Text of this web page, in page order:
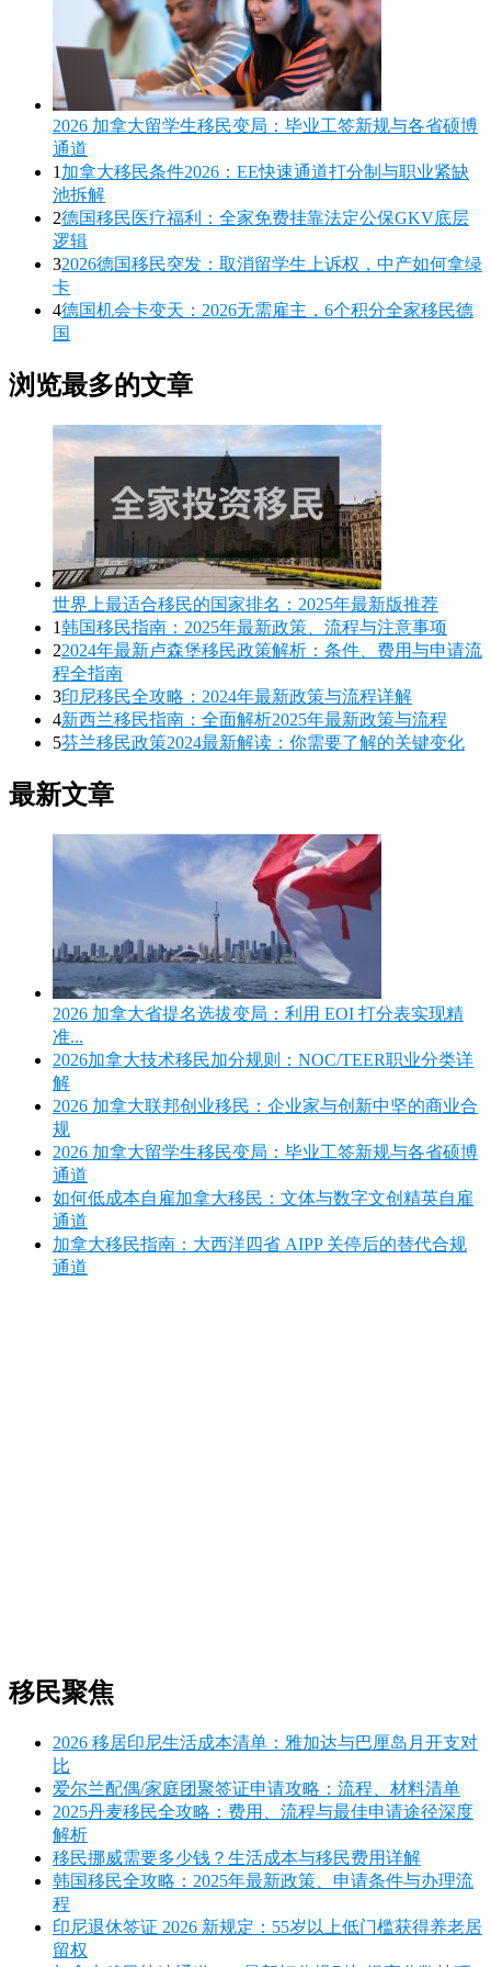
2026 加拿大留学生移民变局：毕业工签新规与各省硕博
通道
1 加拿大移民条件2026：EE快速通道打分制与职业紧缺
池拆解
2德国移民医疗福利：全家免费挂靠法定公保GKV底层
逻辑
32026德国移民突发：取消留学生上诉权，中产如何拿绿
卡
4德国机会卡变天：2026无需雇主，6个积分全家移民德
国
浏览最多的文章
世界上最适合移民的国家排名：2025年最新版推荐
1韩国移民指南：2025年最新政策、流程与注意事项
22024年最新卢森堡移民政策解析：条件、费用与申请流
程全指南
3印尼移民全攻略：2024年最新政策与流程详解
4新西兰移民指南：全面解析2025年最新政策与流程
5芬兰移民政策2024最新解读：你需要了解的关键变化
最新文章
2026 加拿大省提名选拔变局：利用 EOI 打分表实现精
准...
2026加拿大技术移民加分规则：NOC/TEER职业分类详
解
2026 加拿大联邦创业移民：企业家与创新中坚的商业合
规
2026 加拿大留学生移民变局：毕业工签新规与各省硕博
通道
如何低成本自雇加拿大移民：文体与数字文创精英自雇
通道
加拿大移民指南：大西洋四省 AIPP 关停后的替代合规
通道
移民聚焦
2026 移居印尼生活成本清单：雅加达与巴厘岛月开支对
比
爱尔兰配偶/家庭团聚签证申请攻略：流程、材料清单
2025丹麦移民全攻略：费用、流程与最佳申请途径深度
解析
移民挪威需要多少钱？生活成本与移民费用详解
韩国移民全攻略：2025年最新政策、申请条件与办理流
程
印尼退休签证 2026 新规定：55岁以上低门槛获得养老居
留权